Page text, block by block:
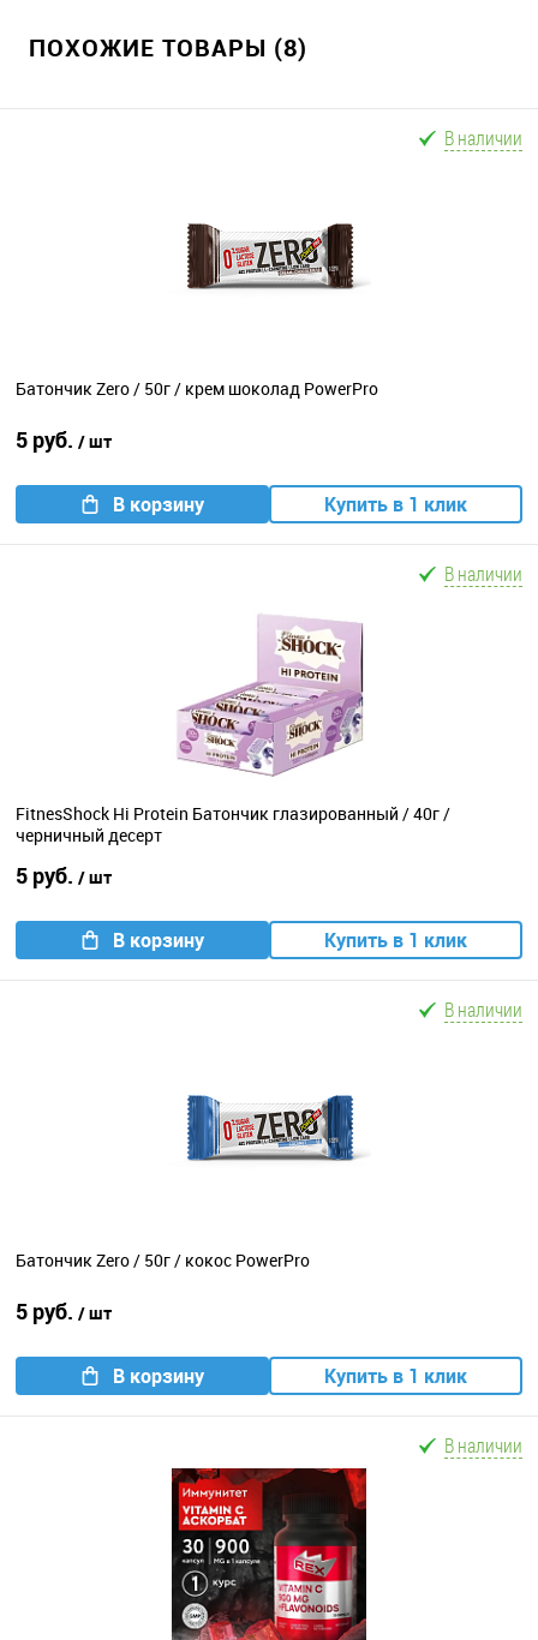
ПОХОЖИЕ ТОВАРЫ (8)
В наличии
Батончик Zero / 50г / крем шоколад PowerPro
5 руб. / шт
В корзину Купить в 1 клик
В наличии
FitnesShock Hi Protein Батончик глазированный / 40г /
черничный десерт
5 руб. / шт
В корзину Купить в 1 клик
В наличии
Батончик Zero / 50г / кокос PowerPro
5 руб. / шт
В корзину Купить в 1 клик
В наличии